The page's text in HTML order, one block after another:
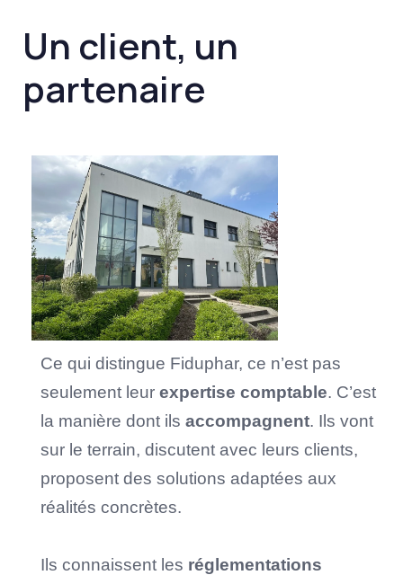
Un client, un
partenaire
Ce qui distingue Fiduphar, ce n’est pas
seulement leur expertise comptable. C’est
la manière dont ils accompagnent. Ils vont
sur le terrain, discutent avec leurs clients,
proposent des solutions adaptées aux
réalités concrètes.
Ils connaissent les réglementations